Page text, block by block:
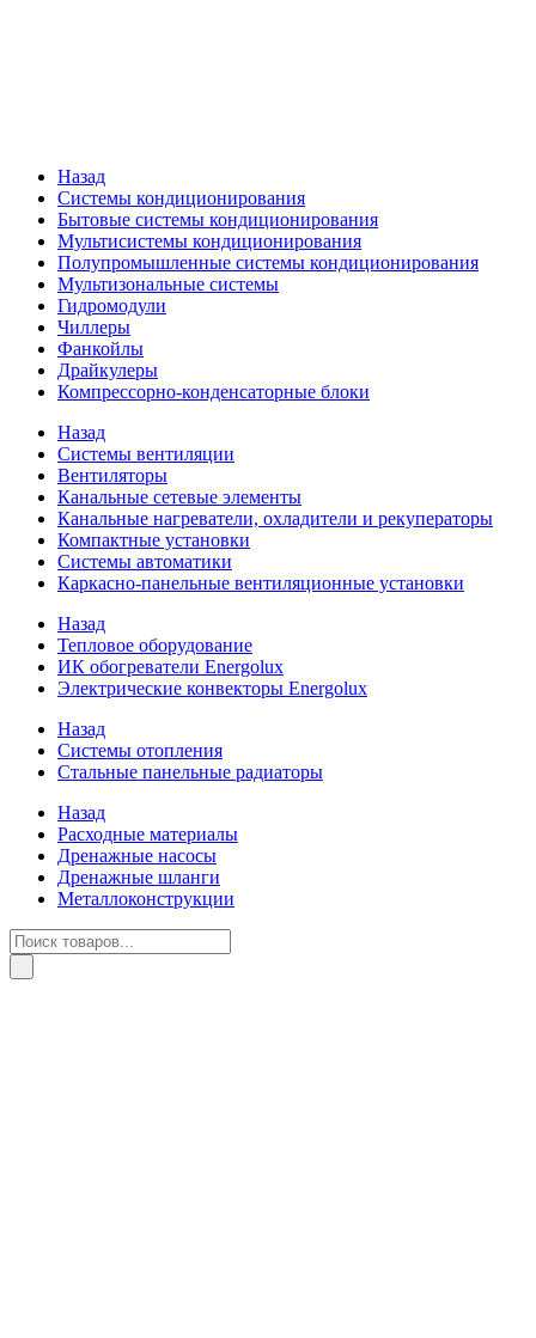
Назад
Системы кондиционирования
Бытовые системы кондиционирования
Мультисистемы кондиционирования
Полупромышленные системы кондиционирования
Мультизональные системы
Гидромодули
Чиллеры
Фанкойлы
Драйкулеры
Компрессорно-конденсаторные блоки
Назад
Системы вентиляции
Вентиляторы
Канальные сетевые элементы
Канальные нагреватели, охладители и рекуператоры
Компактные установки
Системы автоматики
Каркасно-панельные вентиляционные установки
Назад
Тепловое оборудование
ИК обогреватели Energolux
Электрические конвекторы Energolux
Назад
Системы отопления
Стальные панельные радиаторы
Назад
Расходные материалы
Дренажные насосы
Дренажные шланги
Металлоконструкции